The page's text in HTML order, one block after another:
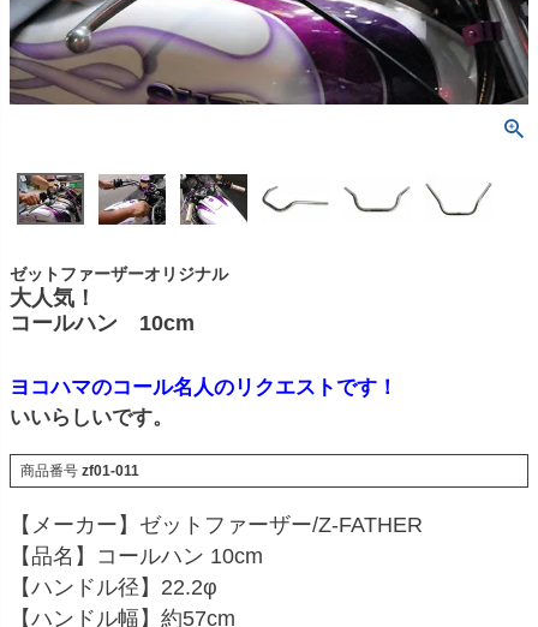
ゼットファーザーオリジナル
大人気！
コールハン 10cm
ヨコハマのコール名人のリクエストです！
いいらしいです。
商品番号 zf01-011
【メーカー】ゼットファーザー/Z-FATHER
【品名】コールハン 10cm
【ハンドル径】22.2φ
【ハンドル幅】約57cm